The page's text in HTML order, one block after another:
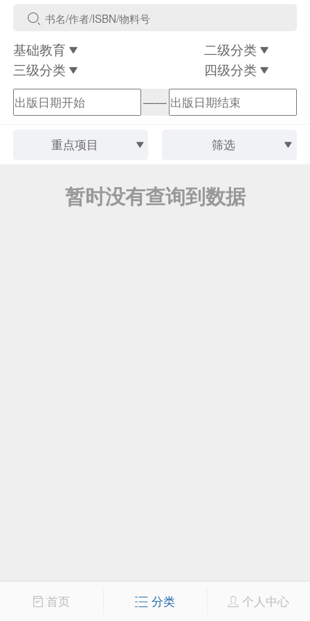
基础教育
二级分类
三级分类
四级分类
——
重点项目 筛选
暂时没有查询到数据
首页 分类 个人中心